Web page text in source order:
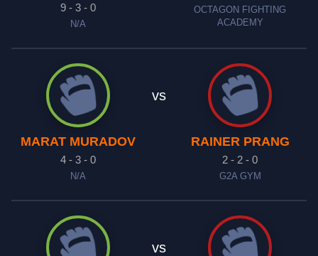
9 - 3 - 0
N/A
OCTAGON FIGHTING
ACADEMY
MARAT MURADOV
4 - 3 - 0
N/A
vs
RAINER PRANG
2 - 2 - 0
G2A GYM
vs